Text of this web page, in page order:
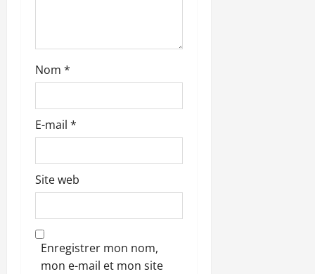
c
l
e
Nom *
E-mail *
Site web
Enregistrer mon nom,
mon e-mail et mon site